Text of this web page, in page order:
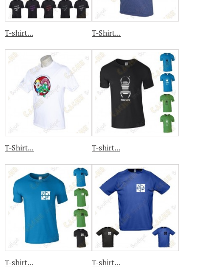
T-shirt... T-Shirt...
T-Shirt... T-shirt...
T-shirt... T-shirt...